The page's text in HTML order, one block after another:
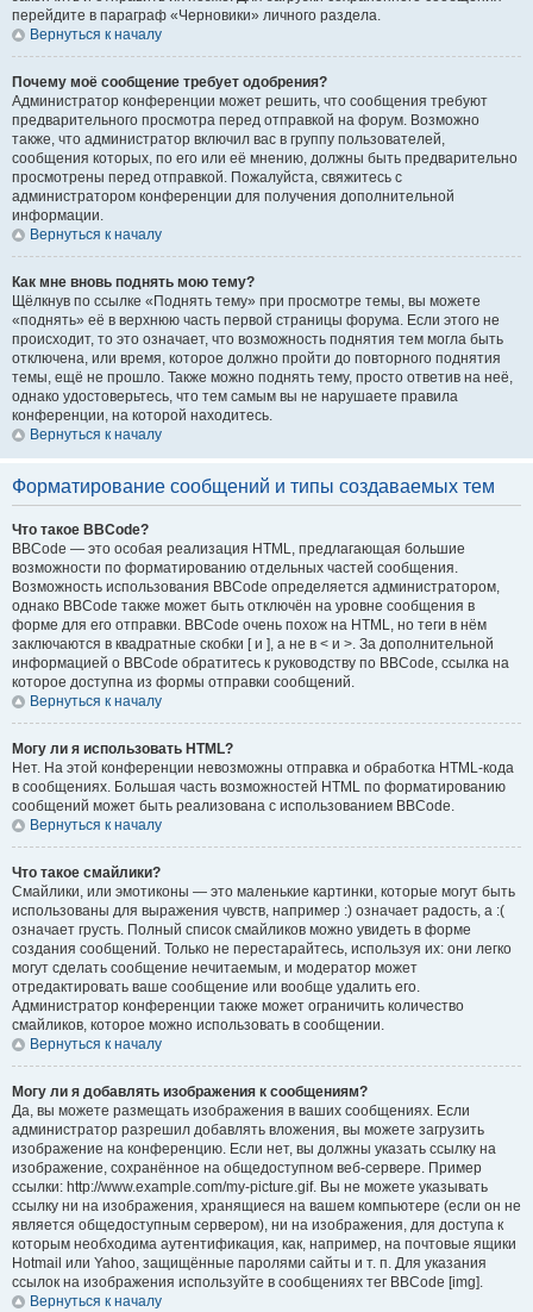
перейдите в параграф «Черновики» личного раздела.
Вернуться к началу
Почему моё сообщение требует одобрения?
Администратор конференции может решить, что сообщения требуют
предварительного просмотра перед отправкой на форум. Возможно
также, что администратор включил вас в группу пользователей,
сообщения которых, по его или её мнению, должны быть предварительно
просмотрены перед отправкой. Пожалуйста, свяжитесь с
администратором конференции для получения дополнительной
информации.
Вернуться к началу
Как мне вновь поднять мою тему?
Щёлкнув по ссылке «Поднять тему» при просмотре темы, вы можете
«поднять» её в верхнюю часть первой страницы форума. Если этого не
происходит, то это означает, что возможность поднятия тем могла быть
отключена, или время, которое должно пройти до повторного поднятия
темы, ещё не прошло. Также можно поднять тему, просто ответив на неё,
однако удостоверьтесь, что тем самым вы не нарушаете правила
конференции, на которой находитесь.
Вернуться к началу
Форматирование сообщений и типы создаваемых тем
Что такое BBCode?
BBCode — это особая реализация HTML, предлагающая большие
возможности по форматированию отдельных частей сообщения.
Возможность использования BBCode определяется администратором,
однако BBCode также может быть отключён на уровне сообщения в
форме для его отправки. BBCode очень похож на HTML, но теги в нём
заключаются в квадратные скобки [ и ], а не в < и >. За дополнительной
информацией о BBCode обратитесь к руководству по BBCode, ссылка на
которое доступна из формы отправки сообщений.
Вернуться к началу
Могу ли я использовать HTML?
Нет. На этой конференции невозможны отправка и обработка HTML-кода
в сообщениях. Большая часть возможностей HTML по форматированию
сообщений может быть реализована с использованием BBCode.
Вернуться к началу
Что такое смайлики?
Смайлики, или эмотиконы — это маленькие картинки, которые могут быть
использованы для выражения чувств, например :) означает радость, а :(
означает грусть. Полный список смайликов можно увидеть в форме
создания сообщений. Только не перестарайтесь, используя их: они легко
могут сделать сообщение нечитаемым, и модератор может
отредактировать ваше сообщение или вообще удалить его.
Администратор конференции также может ограничить количество
смайликов, которое можно использовать в сообщении.
Вернуться к началу
Могу ли я добавлять изображения к сообщениям?
Да, вы можете размещать изображения в ваших сообщениях. Если
администратор разрешил добавлять вложения, вы можете загрузить
изображение на конференцию. Если нет, вы должны указать ссылку на
изображение, сохранённое на общедоступном веб-сервере. Пример
ссылки: http://www.example.com/my-picture.gif. Вы не можете указывать
ссылку ни на изображения, хранящиеся на вашем компьютере (если он не
является общедоступным сервером), ни на изображения, для доступа к
которым необходима аутентификация, как, например, на почтовые ящики
Hotmail или Yahoo, защищённые паролями сайты и т. п. Для указания
ссылок на изображения используйте в сообщениях тег BBCode [img].
Вернуться к началу